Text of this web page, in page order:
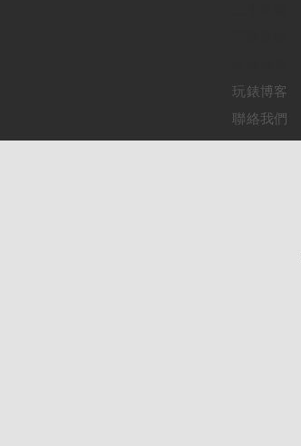
玩錶博客
聯絡我們